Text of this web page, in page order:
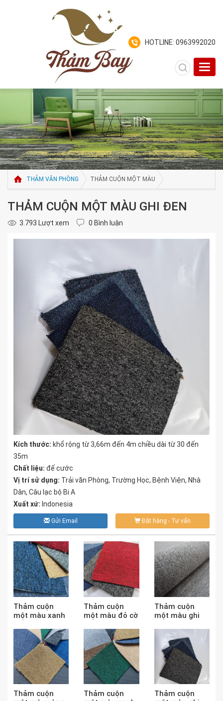
HOTLINE: 0963992020
THẢM VĂN PHÒNG THẢM CUỘN MỘT MÀU
THẢM CUỘN MỘT MÀU GHI ĐEN
3.793 Lượt xem 0 Bình luận
Kích thước: khổ rộng từ 3,66m đến 4m chiều dài từ 30 đến
35m
Chất liệu: đế cước
Vị trí sử dụng: Trải văn Phòng, Trường Học, Bệnh Viện, Nhà
Dân, Câu lạc bộ Bi A
Xuất xứ: Indonesia
Gửi Email Đặt hàng - Tư vấn
Thảm cuộn
một màu xanh
Thảm cuộn
một màu đỏ cờ
Thảm cuộn
một màu ghi
Thảm cuộn
Thảm cuộn
Thảm cuộn